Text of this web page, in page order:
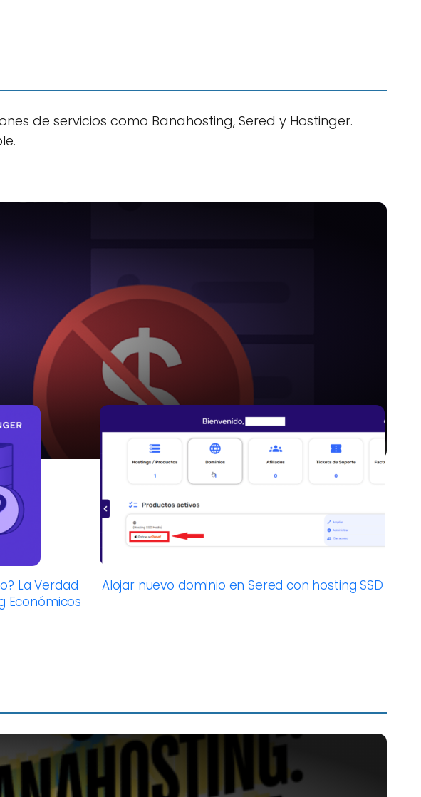
de servicios como Banahosting, Sered y Hostinger.
La Verdad
Económicos
Alojar nuevo dominio en Sered con hosting SSD